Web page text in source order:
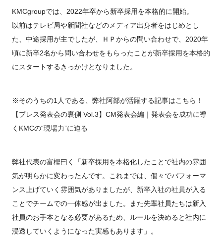
KMCgroupでは、2022年卒から新卒採用を本格的に開始。
以前はテレビ局や新聞社などのメディア出身者をはじめとし
た、中途採用が主でしたが、ＨＰからの問い合わせで、2020年
頃に新卒2名から問い合わせをもらったことが新卒採用を本格的
にスタートするきっかけとなりました。
※そのうちの1人である、弊社阿部が活躍する記事はこちら！
【プレス発表会の裏側 Vol.3】CM発表会編｜発表会を成功に導
くKMCの“現場力”に迫る
弊社代表の富樫曰く「新卒採用を本格化したことで社内の雰囲
気が明らかに変わったんです。これまでは、個々でパフォーマ
ンス上げていく雰囲気がありましたが、新卒入社の社員が入る
ことでチームでの一体感が出ました。また先輩社員たちは新入
社員のお手本となる必要があるため、ルールを決めると社内に
浸透していくようになった実感もあります」。